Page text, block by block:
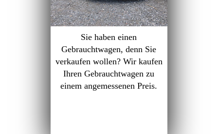
Sie haben einen
Gebrauchtwagen, denn Sie
verkaufen wollen? Wir kaufen
Ihren Gebrauchtwagen zu
einem angemessenen Preis.